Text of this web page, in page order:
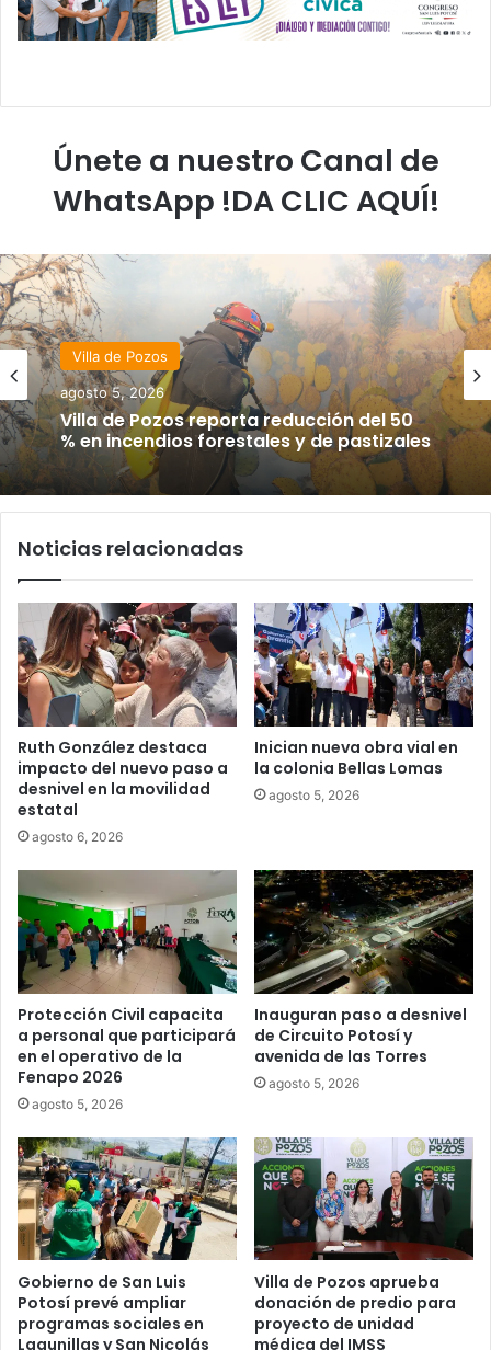
Únete a nuestro Canal de
WhatsApp !DA CLIC AQUÍ!
Villa de Pozos
agosto 5, 2026
Villa de Pozos reporta reducción del 50
% en incendios forestales y de pastizales
Noticias relacionadas
Ruth González destaca
impacto del nuevo paso a
desnivel en la movilidad
estatal
agosto 6, 2026
Inician nueva obra vial en
la colonia Bellas Lomas
agosto 5, 2026
Protección Civil capacita
a personal que participará
en el operativo de la
Fenapo 2026
agosto 5, 2026
Inauguran paso a desnivel
de Circuito Potosí y
avenida de las Torres
agosto 5, 2026
Gobierno de San Luis
Potosí prevé ampliar
programas sociales en
Lagunillas y San Nicolás
Villa de Pozos aprueba
donación de predio para
proyecto de unidad
médica del IMSS